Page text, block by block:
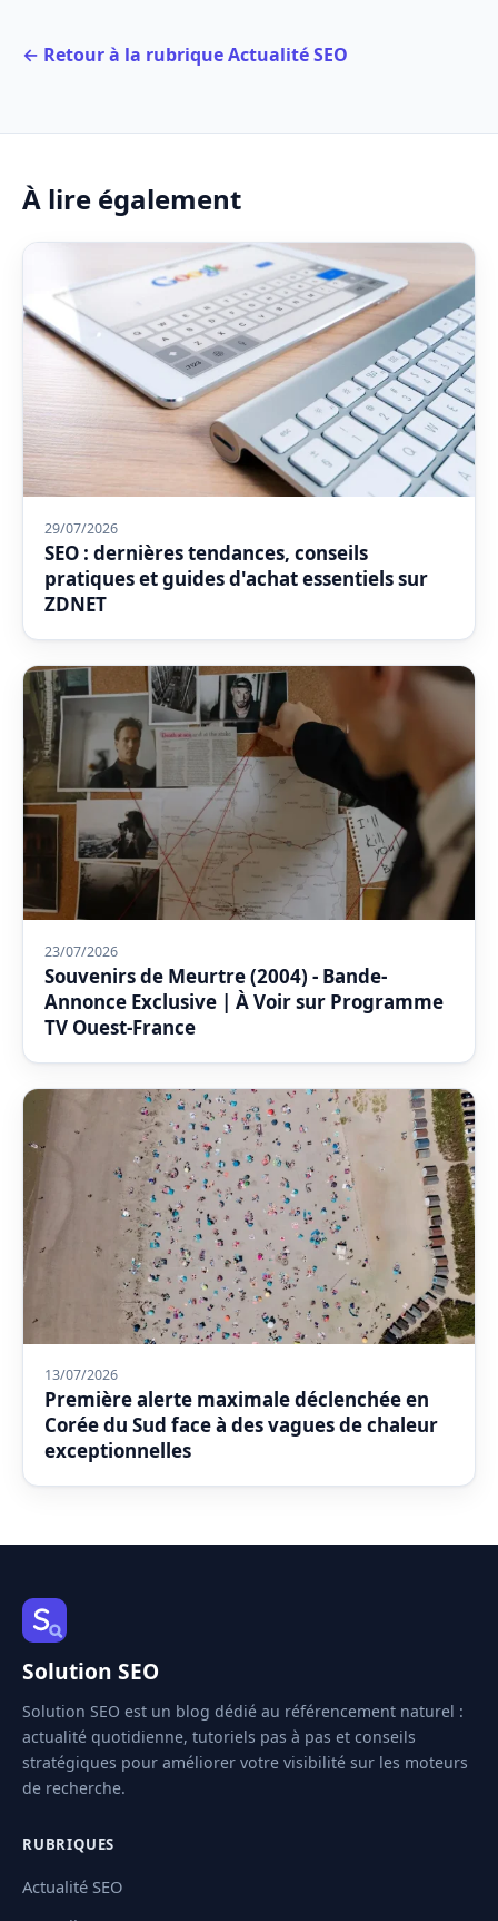
← Retour à la rubrique Actualité SEO
À lire également
29/07/2026
SEO : dernières tendances, conseils
pratiques et guides d'achat essentiels sur
ZDNET
23/07/2026
Souvenirs de Meurtre (2004) - Bande-
Annonce Exclusive | À Voir sur Programme
TV Ouest-France
13/07/2026
Première alerte maximale déclenchée en
Corée du Sud face à des vagues de chaleur
exceptionnelles
Solution SEO
Solution SEO est un blog dédié au référencement naturel :
actualité quotidienne, tutoriels pas à pas et conseils
stratégiques pour améliorer votre visibilité sur les moteurs
de recherche.
RUBRIQUES
Actualité SEO